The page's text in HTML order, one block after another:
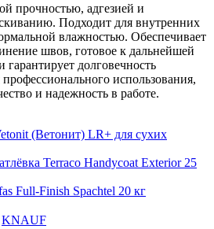
прочностью, адгезией и
Подходит для внутренних
влажностью. Обеспечивает
швов, готовое к дальнейшей
гарантирует долговечность
использования,
и надежность в работе.
(Ветонит) LR+ для сухих
Terraco Handycoat Exterior 25
Full-Finish Spachtel 20 кг
KNAUF